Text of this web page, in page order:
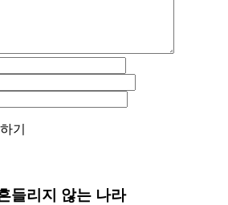
기
들리지 않는 나라